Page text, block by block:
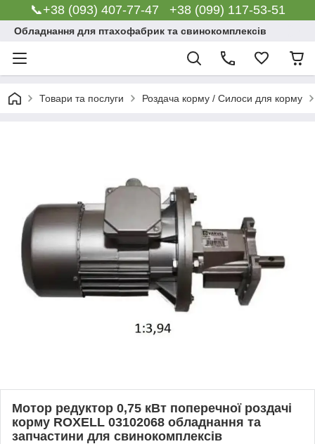
📞+38 (093) 407-77-47 +38 (099) 117-53-51
Обладнання для птахофабрик та свинокомплексів
Товари та послуги Роздача корму / Силоси для корму
Мотор редуктор 0,75 кВт поперечної роздачі
корму ROXELL 03102068 обладнання та
запчастини для свинокомплексів